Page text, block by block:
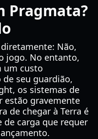
Pragmata?
Não,
jogo. No entanto,
um custo
seu guardião,
os sistemas de
estão gravemente
de chegar à Terra é
de carga que requer